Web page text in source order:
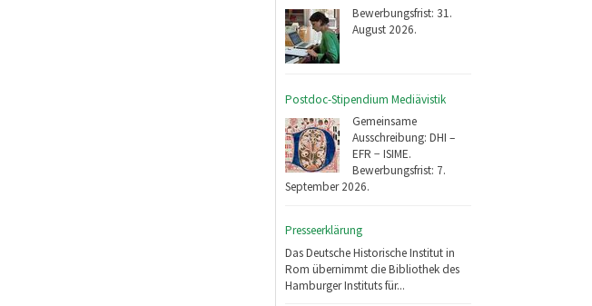
Bewerbungsfrist: 31.
August 2026.
Postdoc-Stipendium Mediävistik
Gemeinsame
Ausschreibung: DHI –
EFR − ISIME.
Bewerbungsfrist: 7.
September 2026.
Presseerklärung
Das Deutsche Historische Institut in
Rom übernimmt die Bibliothek des
Hamburger Instituts für...